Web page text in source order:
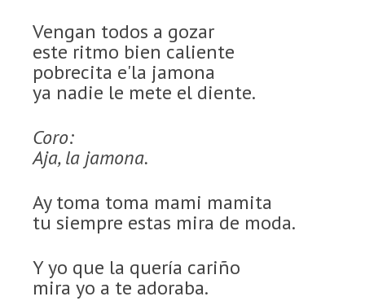
Vengan todos a gozar
este ritmo bien caliente
pobrecita e'la jamona
ya nadie le mete el diente.
Coro:
Aja, la jamona.
Ay toma toma mami mamita
tu siempre estas mira de moda.
Y yo que la quería cariño
mira yo a te adoraba.